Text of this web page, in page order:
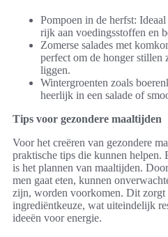
Pompoen in de herfst:
rijk aan voedingsstoffen en
Zomerse salades met
perfect om de honger stillen
liggen.
Wintergroenten zoals
heerlijk in een salade of
Tips voor gezondere maaltijden
Voor het creëren van gezondere
praktische tips die kunnen helpen.
is het plannen van maaltijden.
men gaat eten, kunnen
zijn, worden voorkomen. Dit zorgt
ingrediëntkeuze, wat uiteindelijk
ideeën voor energie.